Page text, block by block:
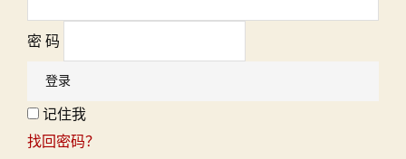
密 码
记住我
找回密码？